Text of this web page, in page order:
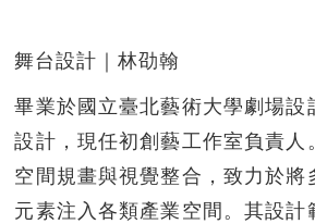
舞台設計｜林劭翰
畢業於國立臺北藝術大學劇場設
設計，現任初創藝工作室負責人
空間規畫與視覺整合，致力於將
元素注入各類產業空間。其設計